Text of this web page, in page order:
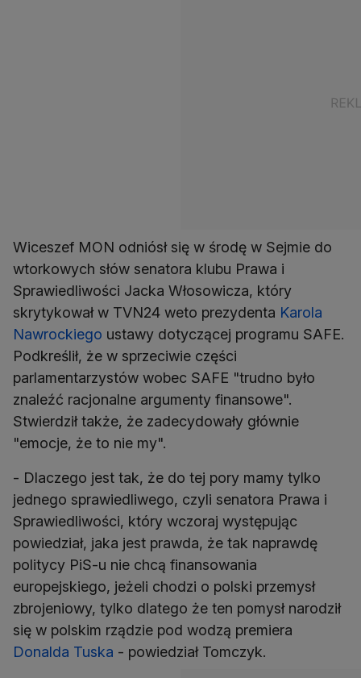
Wiceszef MON odniósł się w środę w Sejmie do
wtorkowych słów senatora klubu Prawa i
Sprawiedliwości Jacka Włosowicza, który
skrytykował w TVN24 weto prezydenta Karola
Nawrockiego ustawy dotyczącej programu SAFE.
Podkreślił, że w sprzeciwie części
parlamentarzystów wobec SAFE "trudno było
znaleźć racjonalne argumenty finansowe".
Stwierdził także, że zadecydowały głównie
"emocje, że to nie my".
- Dlaczego jest tak, że do tej pory mamy tylko
jednego sprawiedliwego, czyli senatora Prawa i
Sprawiedliwości, który wczoraj występując
powiedział, jaka jest prawda, że tak naprawdę
politycy PiS-u nie chcą finansowania
europejskiego, jeżeli chodzi o polski przemysł
zbrojeniowy, tylko dlatego że ten pomysł narodził
się w polskim rządzie pod wodzą premiera
Donalda Tuska - powiedział Tomczyk.